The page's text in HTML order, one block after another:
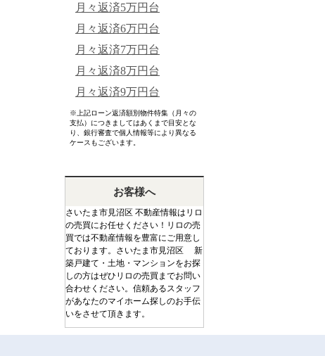
月々返済5万円台
月々返済6万円台
月々返済7万円台
月々返済8万円台
月々返済9万円台
※上記ローン返済額別物件特集（月々の
支払）につきましてはあくまで目安とな
り、銀行審査で個人情報等により異なる
ケースもございます。
お客様へ
さいたま市見沼区 不動産情報はリロ
の売買にお任せください！リロの売
買では不動産情報を豊富にご用意し
ております。さいたま市見沼区 新
築戸建て・土地・マンションをお探
しの方はぜひリロの売買までお問い
合わせください。信頼あるスタッフ
があなたのマイホーム探しのお手伝
いをさせて頂きます。